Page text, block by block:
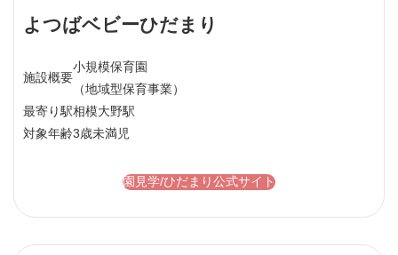
よつばベビーひだまり
施設概要
小規模保育園
（地域型保育事業）
最寄り駅相模大野駅
対象年齢3歳未満児
園見学/ひだまり公式サイト